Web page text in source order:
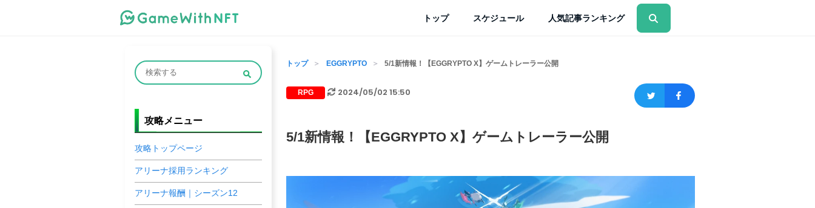
トップ スケジュール 人気記事ランキング
トップ EGGRYPTO 5/1新情報！【EGGRYPTO X】ゲームトレーラー公開
RPG 2024/05/02 15:50
5/1新情報！【EGGRYPTO X】ゲームトレーラー公開
攻略メニュー
攻略トップページ
アリーナ採用ランキング
アリーナ報酬｜シーズン12